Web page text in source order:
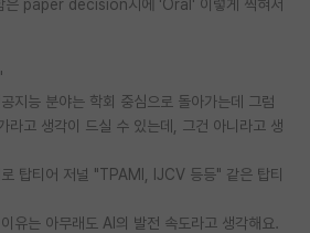
은 paper decision시에 'Oral' 이렇게 찍혀서
지능 분야는 학회 중심으로 돌아가는데 그럼
라고 생각이 드실 수 있는데, 그건 아니라고 생
탑티어 저널 "TPAMI, IJCV 등등" 같은 탑티
유는 아무래도 AI의 발전 속도라고 생각해요.